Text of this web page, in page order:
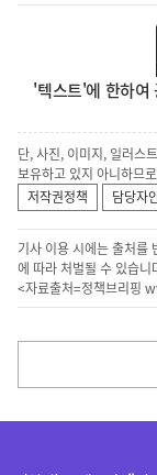
'텍스트'에 한하여
단, 사진, 이미지, 일러스
보유하고 있지 아니하므
저작권정책
담당자
기사 이용 시에는 출처를
에 따라 처벌될 수 있습니
<자료출처=정책브리핑
다
음
기